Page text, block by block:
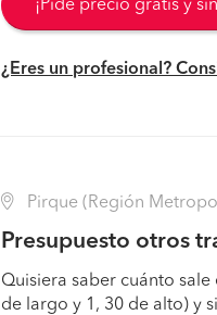
¡Pide precio gratis y
¿Eres un profesional?
Pirque (Región
Presupuesto otros
Quisiera saber cuánto
de largo y 1, 30 de alto) y